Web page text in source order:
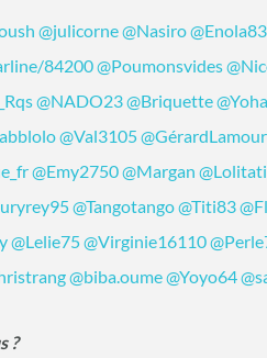
@julicorne@Nasiro@Enola83
84200@Poumonsvides
@NADO23@Briquette
@Val3105
@Emy2750@Margan @Lolitati
@Tangotango@Titi83
@Lelie75@Virginie16110
@biba.oume@Yoyo64
?